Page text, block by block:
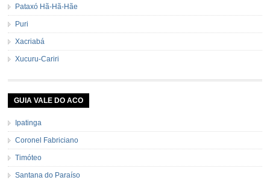
Pataxó Hã-Hã-Hãe
Puri
Xacriabá
Xucuru-Cariri
GUIA VALE DO ACO
Ipatinga
Coronel Fabriciano
Timóteo
Santana do Paraíso